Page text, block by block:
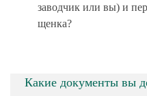
заводчик или вы) и
щенка?
Какие документы вы